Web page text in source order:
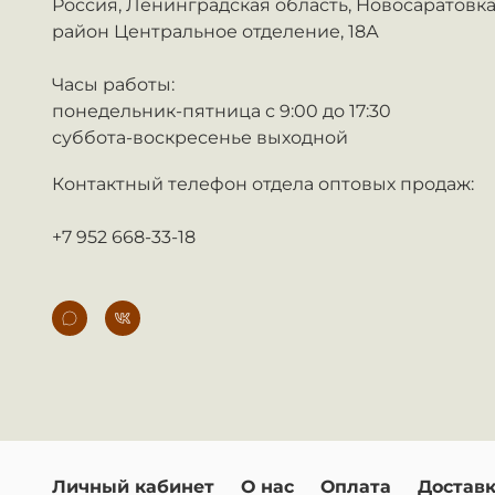
Россия, Ленинградская область,
район Центральное отделение, 18А
Часы работы:
понедельник-пятница с 9:00 до 17:30
суббота-воскресенье выходной
Контактный телефон отдела оптовых продаж:
+7 952 668-33-18
Личный кабинет О нас Оплата